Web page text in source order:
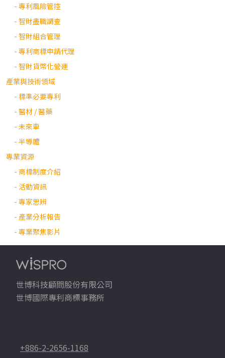
- 專利風險管控
- 智財盡職調查
- 智財組合管理
- 專利商標申請代理
- 智財貨幣化營運
產業與技術領域
- 標準必要專利
- 醫材 / 醫藥
- 未來車
- 半導體
專業資源
- 商標制度介紹
- 活動資訊
- 專家思辨
- 產業分析報告
- 專業聚焦影片
世博科技顧問股份有限公司
世博國際專利商標事務所
+886-2-2656-1168